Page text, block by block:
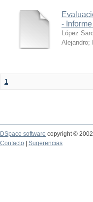
-
López
Alejandro;
1
DSpace software copyright ©
Contacto
Sugerencias